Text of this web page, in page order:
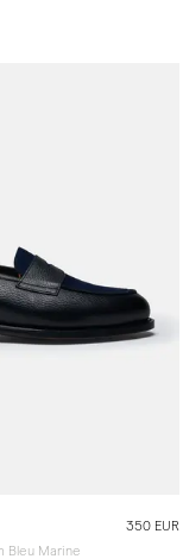
Bleu Marine
350 EUR